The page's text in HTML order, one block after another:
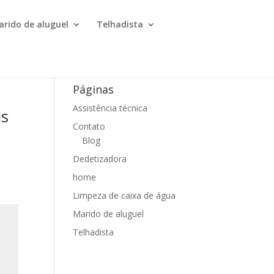
de aluguel Telhadista
Páginas
Assistência técnica
Contato
Blog
Dedetizadora
home
Limpeza de caixa de água
Marido de aluguel
Telhadista